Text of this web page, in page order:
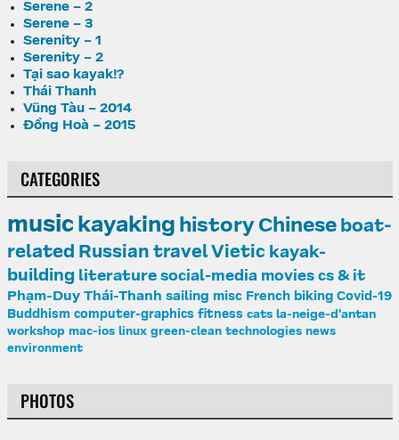
Serene – 2
Serene – 3
Serenity – 1
Serenity – 2
Tại sao kayak!?
Thái Thanh
Vũng Tàu – 2014
Đồng Hoà – 2015
CATEGORIES
music kayaking historyChinese boat-
related Russian travel Vietic kayak-
building literature social-media movies cs & it
Phạm-Duy Thái-Thanh sailing misc French biking Covid-19
Buddhism computer-graphics fitness cats la-neige-d'antan
workshop mac-ios linux green-clean technologies news
environment
PHOTOS